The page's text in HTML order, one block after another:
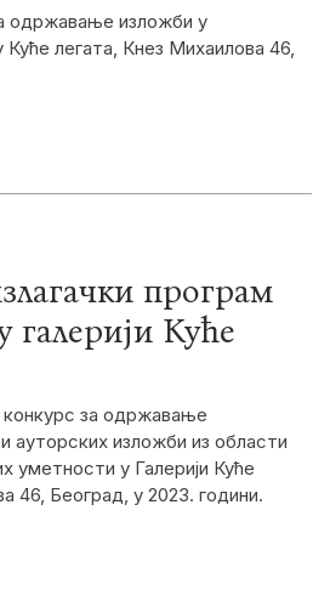
одржавање изложби у
легата, Кнез Михаилова 46,
програм
галерији Куће
конкурс за одржавање
ауторских изложби из области
уметности у Галерији Куће
46, Београд, у 2023. години.